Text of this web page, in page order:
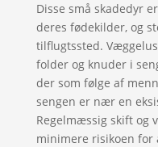
Disse små skadedyr
deres fødekilder, og
tilflugtssted.
folder og knuder i
der som følge af
sengen er nær en
Regelmæssig skift og
minimere risikoen for